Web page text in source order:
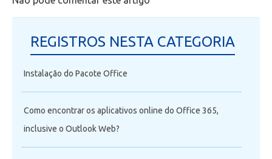
REGISTROS NESTA CATEGORIA
Instalação do Pacote Office
Como encontrar os aplicativos online do Office 365,
inclusive o Outlook Web?